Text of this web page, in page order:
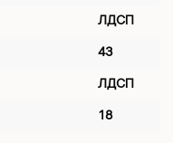
ЛДСП
43
ЛДСП
18